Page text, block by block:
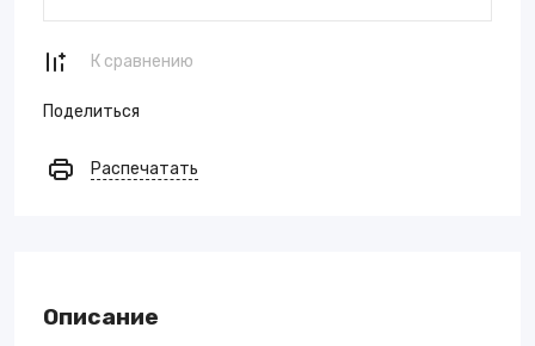
К сравнению
Поделиться
Распечатать
Описание